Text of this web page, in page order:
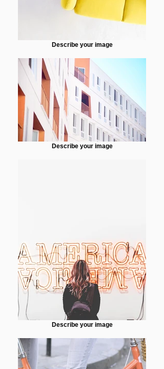
Describe your image
Describe your image
Describe your image